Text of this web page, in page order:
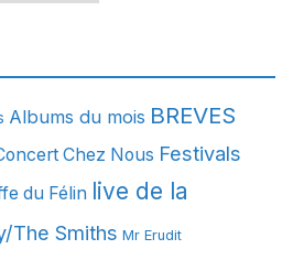
Albums du mois BREVES
Chez Nous Festivals
du Félin live de la
The Smiths Mr Erudit